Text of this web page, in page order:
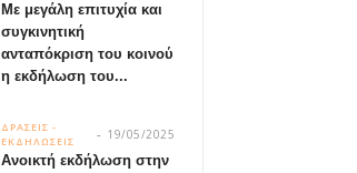
Με μεγάλη επιτυχία και
συγκινητική
ανταπόκριση του κοινού
η εκδήλωση του...
Ανοικτή εκδήλωση στην
ΔΡΑΣΕΙΣ -
ΕΚΔΗΛΩΣΕΙΣ
19/05/2025